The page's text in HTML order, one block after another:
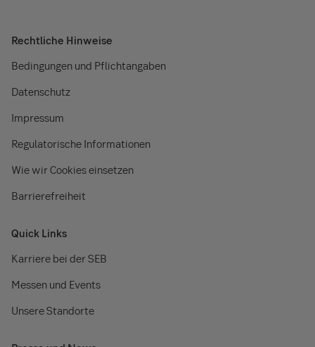
Rechtliche Hinweise
Bedingungen und Pflichtangaben
Datenschutz
Impressum
Regulatorische Informationen
Wie wir Cookies einsetzen
Barrierefreiheit
Quick Links
Karriere bei der SEB
Messen und Events
Unsere Standorte